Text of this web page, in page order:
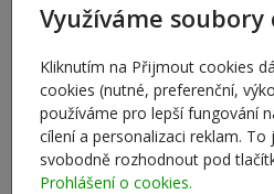
a prevenci proti stresům. Při vysoké
dnů a v případě potřeby opakovat za
Uživatelský účet
Využíváme soubory
Kliknutím na Přijmout cookies
cookies (nutné, preferenční,
používáme pro lepší fungování
cílení a personalizaci reklam.
svobodně rozhodnout pod
Prohlášení o cookies.